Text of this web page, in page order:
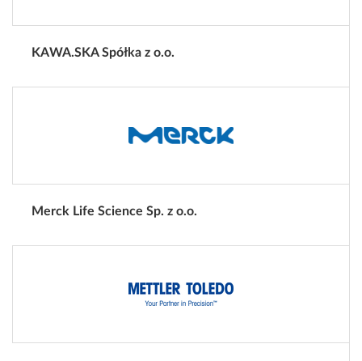
KAWA.SKA Spółka z o.o.
Merck Life Science Sp. z o.o.